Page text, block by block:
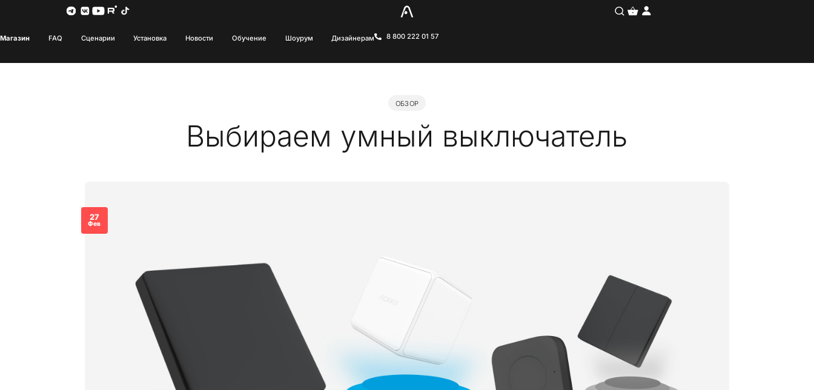
Магазин FAQ Сценарии Установка Новости Обучение Шоурум Дизайнерам 8 800 222 01 57
ОБЗОР
Выбираем умный выключатель
27
Фев